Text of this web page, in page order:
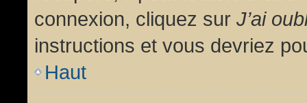
connexion, cliquez sur J’ai
instructions et vous devriez
Haut